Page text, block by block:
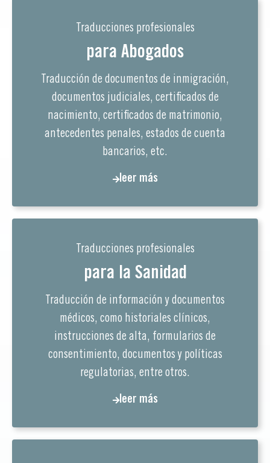
Traducciones profesionales
para Abogados
Traducción de documentos de inmigración,
documentos judiciales, certificados de
nacimiento, certificados de matrimonio,
antecedentes penales, estados de cuenta
bancarios, etc.
leer más
Traducciones profesionales
para la Sanidad
Traducción de información y documentos
médicos, como historiales clínicos,
instrucciones de alta, formularios de
consentimiento, documentos y políticas
regulatorias, entre otros.
leer más